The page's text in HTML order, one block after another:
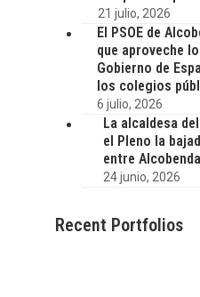
21 julio, 2026
El PSOE de
que aproveche
Gobierno de
los colegios
6 julio, 2026
La alcaldesa
el Pleno la
entre
24 junio, 2026
Recent Portfolios